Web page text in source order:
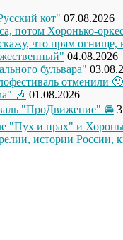
кот" 07.08.2026
потом Хоронько-
что прям огнище,
04.08.2026
бульвара"
отменили 🙁
🎶 01.08.2026
"ПроДвижение" 🚘
и прах" и
истории России,